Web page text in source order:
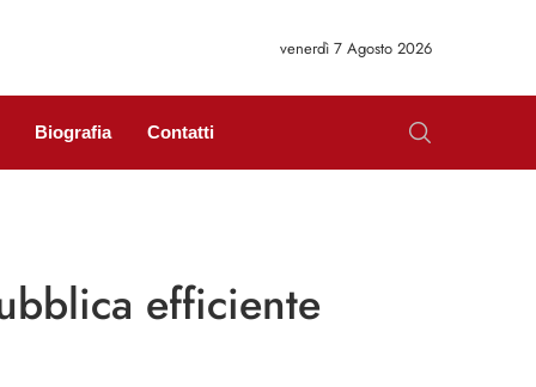
venerdì 7 Agosto 2026
Biografia Contatti
efficiente